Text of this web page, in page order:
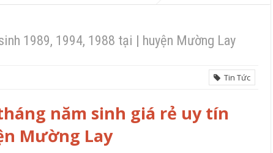
1989, 1994, 1988 tại | huyện Mường Lay
Tin Tức
năm sinh giá rẻ uy tín
Mường Lay